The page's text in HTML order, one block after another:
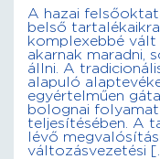
A hazai
belső
komplexebbé vált
akarnak maradni,
állni. A
alapuló
egyértelműen
bolognai
teljesítésében. A
lévő
változásvezetési